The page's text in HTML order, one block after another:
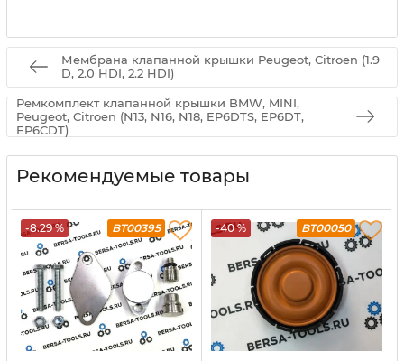
Мембрана клапанной крышки Peugeot, Citroen (1.9
D, 2.0 HDI, 2.2 HDI)
Ремкомплект клапанной крышки BMW, MINI,
Peugeot, Citroen (N13, N16, N18, EP6DTS, EP6DT,
EP6CDT)
Рекомендуемые товары
-8.29 % BT00395 -40 % BT00050